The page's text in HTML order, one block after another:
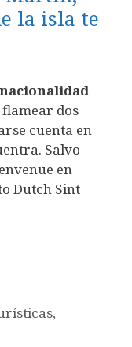
la isla te
flamear dos
cuenta en
Salvo
en
Dutch Sint
,